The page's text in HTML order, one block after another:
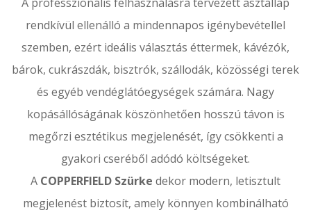
rendkívül ellenálló a mindennapos igénybevétellel
szemben, ezért ideális választás éttermek, kávézók,
bárok, cukrászdák, bisztrók, szállodák, közösségi terek
és egyéb vendéglátóegységek számára. Nagy
kopásállóságának köszönhetően hosszú távon is
megőrzi esztétikus megjelenését, így csökkenti a
gyakori cseréből adódó költségeket.
A COPPERFIELD Szürke dekor modern, letisztult
megjelenést biztosít, amely könnyen kombinálható